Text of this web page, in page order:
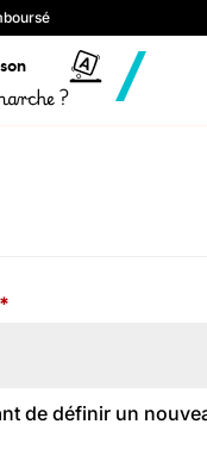
?
*Obligatoire
de définir un